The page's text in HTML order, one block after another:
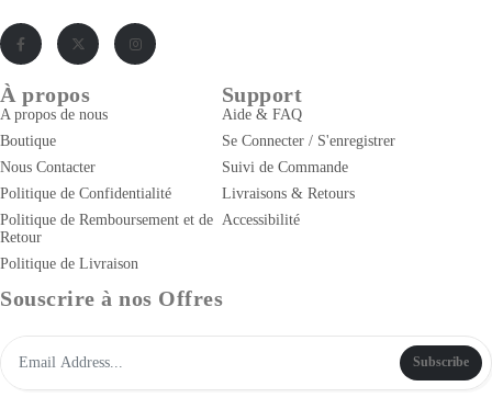
À propos
A propos de nous
Boutique
Nous Contacter
Politique de Confidentialité
Politique de Remboursement et de
Retour
Politique de Livraison
Support
Aide & FAQ
Se Connecter / S'enregistrer
Suivi de Commande
Livraisons & Retours
Accessibilité
Souscrire à nos Offres
Subscribe